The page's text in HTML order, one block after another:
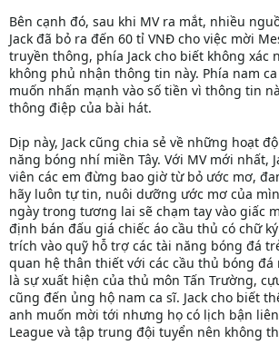
Bên cạnh đó, sau khi MV ra mắt, nhiều
Jack đã bỏ ra đến 60 tỉ VNĐ cho việc mời
truyền thông, phía Jack cho biết không xác
không phủ nhận thông tin này. Phía nam
muốn nhấn mạnh vào số tiền vì thông tin
thông điệp của bài hát.
Dịp này, Jack cũng chia sẻ về những hoạt
năng bóng nhí miền Tây. Với MV mới nhất,
viên các em đừng bao giờ từ bỏ ước mơ,
hãy luôn tự tin, nuôi dưỡng ước mơ của
ngày trong tương lai sẽ chạm tay vào giấc
định bán đấu giá chiếc áo cầu thủ có chữ
trích vào quỹ hỗ trợ các tài năng bóng đá
quan hệ thân thiết với các cầu thủ bóng
là sự xuất hiện của thủ môn Tấn Trường,
cũng đến ủng hộ nam ca sĩ. Jack cho biết
anh muốn mời tới nhưng họ có lịch bận
League và tập trung đội tuyển nên không